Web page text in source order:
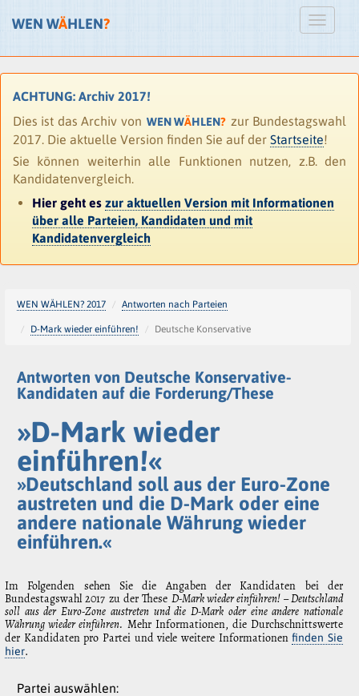
WEN WÄHLEN?
ACHTUNG: Archiv 2017!
Dies ist das Archiv von WEN WÄHLEN? zur Bundestagswahl
2017. Die aktuelle Version finden Sie auf der Startseite!
Sie können weiterhin alle Funktionen nutzen, z.B. den
Kandidatenvergleich.
Hier geht es zur aktuellen Version mit Informationen
über alle Parteien, Kandidaten und mit
Kandidatenvergleich
WEN WÄHLEN? 2017 Antworten nach Parteien
D-Mark wieder einführen! Deutsche Konservative
Antworten von Deutsche Konservative-
Kandidaten auf die Forderung/These
»D-Mark wieder
einführen!«
»Deutschland soll aus der Euro-Zone
austreten und die D-Mark oder eine
andere nationale Währung wieder
einführen.«
Im Folgenden sehen Sie die Angaben der Kandidaten bei der
Bundestagswahl 2017 zu der These D-Mark wieder einführen! – Deutschland
soll aus der Euro-Zone austreten und die D-Mark oder eine andere nationale
Währung wieder einführen. Mehr Informationen, die Durchschnittswerte
der Kandidaten pro Partei und viele weitere Informationenfinden Sie
hier.
Partei auswählen: